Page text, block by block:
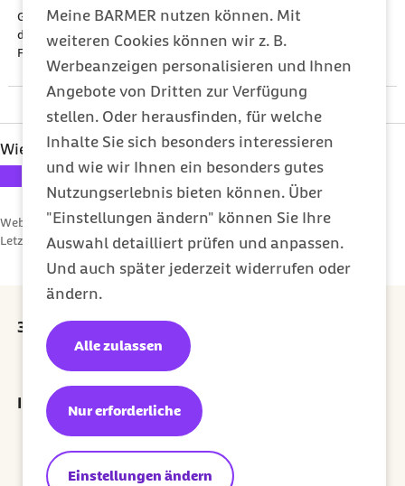
Meine BARMER nutzen können. Mit
weiteren Cookies können wir z. B.
Werbeanzeigen personalisieren und Ihnen
Angebote von Dritten zur Verfügung
stellen. Oder herausfinden, für welche
Inhalte Sie sich besonders interessieren
und wie wir Ihnen ein besonders gutes
Nutzungserlebnis bieten können. Über
"Einstellungen ändern" können Sie Ihre
Auswahl detailliert prüfen und anpassen.
Und auch später jederzeit widerrufen oder
ändern.
Einstellungen ändern
Nur erforderliche
Alle zulassen
Gesetzlich Versicherte bekommen einen festen Zuschuss für
den Zahnersatz, den sogenannten befundorientierten
Festzuschuss.
Wie hat Ihnen dieser Artikel gefallen?
Ihre Bewertung: 1 Stern
Ihre Bewertung: 2 Sterne
Ihre Bewertung: 3 Sterne
Ihre Bewertung: 4 Sterne
Ihre Bewertung: 5 Sterne
Webcode: s000129
Letzte Aktualisierung:08.05.2025
30 Euro Prämie für jede erfolgreiche Empfehlung
externer Link:
Prämie sichern
Ihr Newsletter für ein gesünderes Leben
Jetzt abonnieren